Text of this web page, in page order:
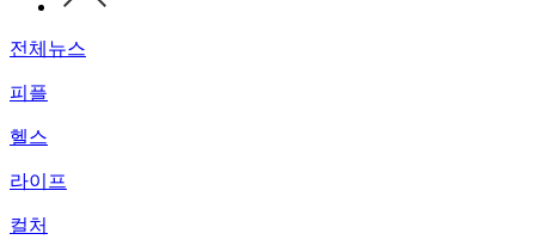
전체뉴스
피플
헬스
라이프
컬처